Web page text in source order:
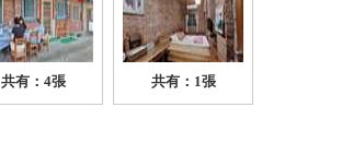
共有：4張 共有：1張